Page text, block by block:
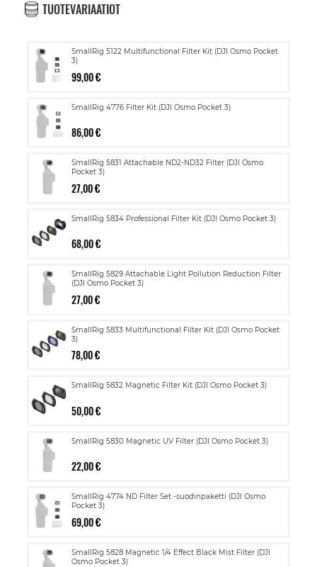
TUOTEVARIAATIOT
SmallRig 5122 Multifunctional Filter Kit (DJI Osmo Pocket
3)
99,00 €
SmallRig 4776 Filter Kit (DJI Osmo Pocket 3)
86,00 €
SmallRig 5831 Attachable ND2-ND32 Filter (DJI Osmo
Pocket 3)
27,00 €
SmallRig 5834 Professional Filter Kit (DJI Osmo Pocket 3)
68,00 €
SmallRig 5829 Attachable Light Pollution Reduction Filter
(DJI Osmo Pocket 3)
27,00 €
SmallRig 5833 Multifunctional Filter Kit (DJI Osmo Pocket
3)
78,00 €
SmallRig 5832 Magnetic Filter Kit (DJI Osmo Pocket 3)
50,00 €
SmallRig 5830 Magnetic UV Filter (DJI Osmo Pocket 3)
22,00 €
SmallRig 4774 ND Filter Set -suodinpaketti (DJI Osmo
Pocket 3)
69,00 €
SmallRig 5828 Magnetic 1/4 Effect Black Mist Filter (DJI
Osmo Pocket 3)